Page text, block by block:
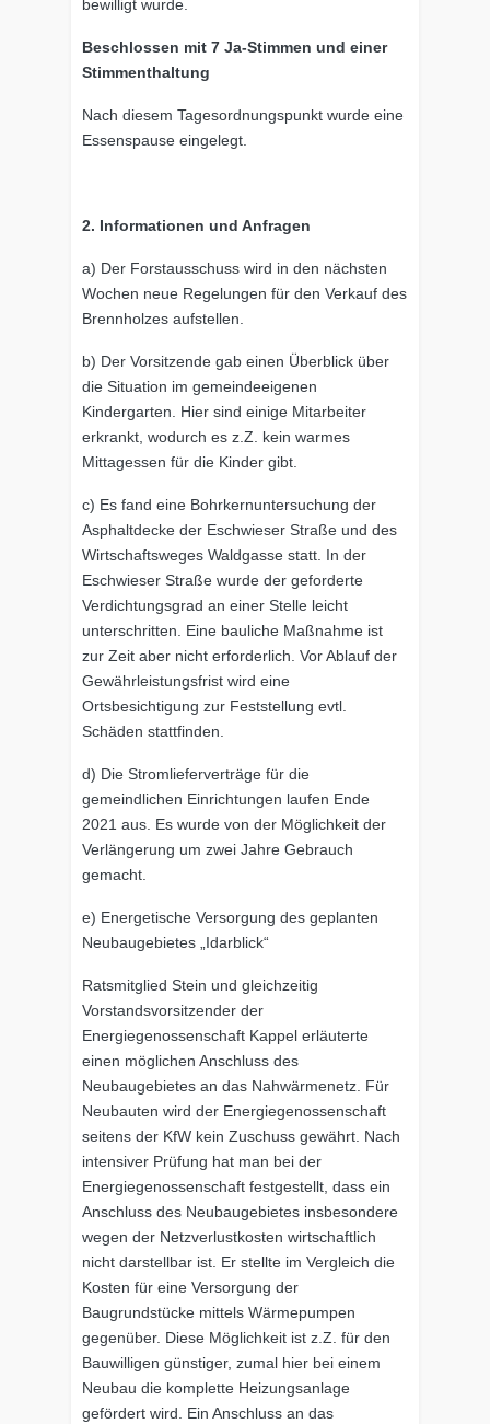
bewilligt wurde.
Beschlossen mit 7 Ja-Stimmen und einer
Stimmenthaltung
Nach diesem Tagesordnungspunkt wurde eine
Essenspause eingelegt.
2. Informationen und Anfragen
a) Der Forstausschuss wird in den nächsten
Wochen neue Regelungen für den Verkauf des
Brennholzes aufstellen.
b) Der Vorsitzende gab einen Überblick über
die Situation im gemeindeeigenen
Kindergarten. Hier sind einige Mitarbeiter
erkrankt, wodurch es z.Z. kein warmes
Mittagessen für die Kinder gibt.
c) Es fand eine Bohrkernuntersuchung der
Asphaltdecke der Eschwieser Straße und des
Wirtschaftsweges Waldgasse statt. In der
Eschwieser Straße wurde der geforderte
Verdichtungsgrad an einer Stelle leicht
unterschritten. Eine bauliche Maßnahme ist
zur Zeit aber nicht erforderlich. Vor Ablauf der
Gewährleistungsfrist wird eine
Ortsbesichtigung zur Feststellung evtl.
Schäden stattfinden.
d) Die Stromlieferverträge für die
gemeindlichen Einrichtungen laufen Ende
2021 aus. Es wurde von der Möglichkeit der
Verlängerung um zwei Jahre Gebrauch
gemacht.
e) Energetische Versorgung des geplanten
Neubaugebietes „Idarblick“
Ratsmitglied Stein und gleichzeitig
Vorstandsvorsitzender der
Energiegenossenschaft Kappel erläuterte
einen möglichen Anschluss des
Neubaugebietes an das Nahwärmenetz. Für
Neubauten wird der Energiegenossenschaft
seitens der KfW kein Zuschuss gewährt. Nach
intensiver Prüfung hat man bei der
Energiegenossenschaft festgestellt, dass ein
Anschluss des Neubaugebietes insbesondere
wegen der Netzverlustkosten wirtschaftlich
nicht darstellbar ist. Er stellte im Vergleich die
Kosten für eine Versorgung der
Baugrundstücke mittels Wärmepumpen
gegenüber. Diese Möglichkeit ist z.Z. für den
Bauwilligen günstiger, zumal hier bei einem
Neubau die komplette Heizungsanlage
gefördert wird. Ein Anschluss an das